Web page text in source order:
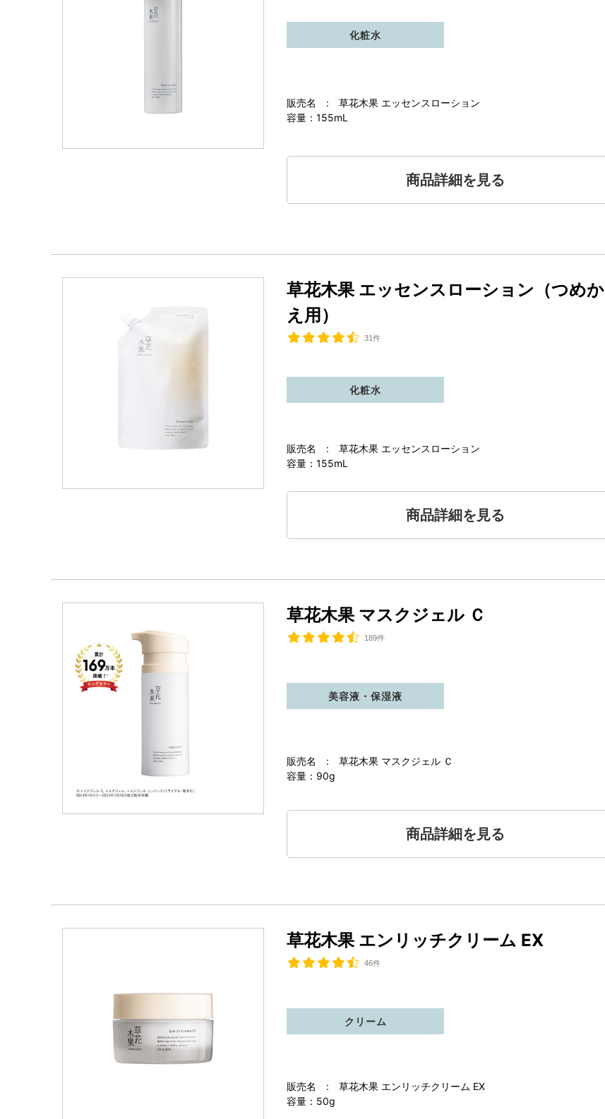
販売名 : 草花木果 エッセンスローション
容量：155mL
化粧水
商品詳細を見る
草花木果 エッセンスローション（つめか
え用）
31件
販売名 : 草花木果 エッセンスローション
容量：155mL
化粧水
商品詳細を見る
草花木果 マスクジェル Ｃ
189件
販売名 : 草花木果 マスクジェル Ｃ
容量：90g
美容液・保湿液
商品詳細を見る
草花木果 エンリッチクリーム EX
46件
販売名 : 草花木果 エンリッチクリーム EX
容量：50g
クリーム